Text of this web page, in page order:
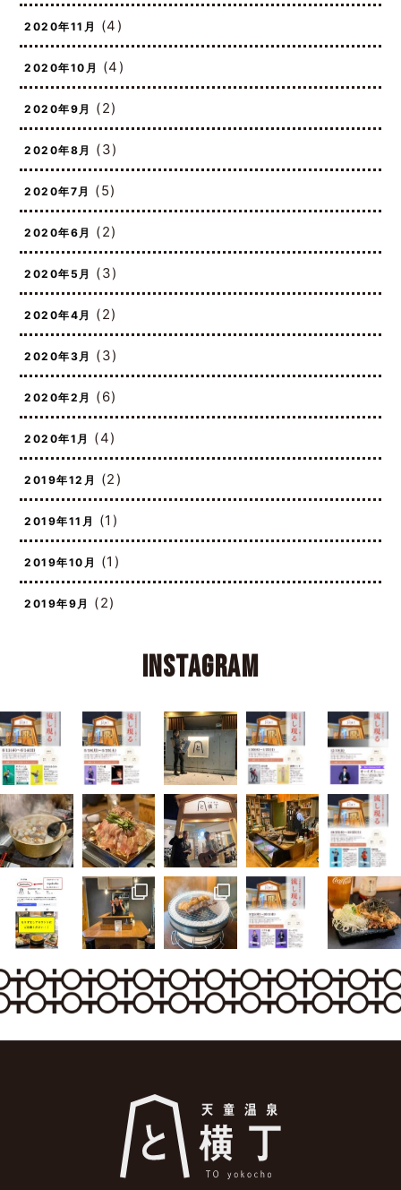
2020年11月 (4)
2020年10月 (4)
2020年9月 (2)
2020年8月 (3)
2020年7月 (5)
2020年6月 (2)
2020年5月 (3)
2020年4月 (2)
2020年3月 (3)
2020年2月 (6)
2020年1月 (4)
2019年12月 (2)
2019年11月 (1)
2019年10月 (1)
2019年9月 (2)
Instagram